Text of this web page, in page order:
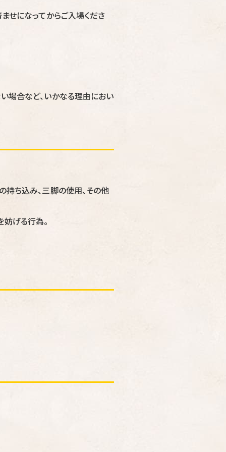
せになってからご入場くださ
場合など、いかなる理由におい
ち込み、三脚の使用、その他
げる行為。